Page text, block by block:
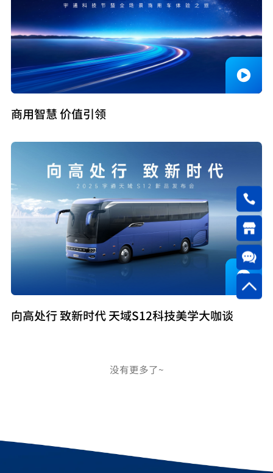
商用智慧 价值引领
向高处行 致新时代 天域S12科技美学大咖谈
没有更多了~